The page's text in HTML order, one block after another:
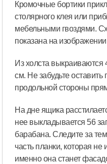
Кромочные бортики
столярного клея или
мебельными гвоздями.
показана на
Из холста выкраиваются
см. Не забудьте оставить
продольной стороны
На дне ящика
нее выкладывается 56
барабана. Следите за
часть планки, которая
именно она станет